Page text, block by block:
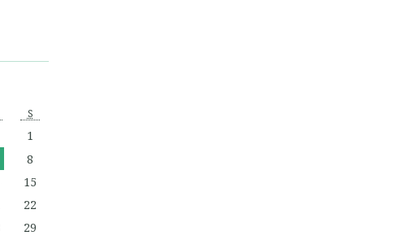
S
1
8
15
22
29